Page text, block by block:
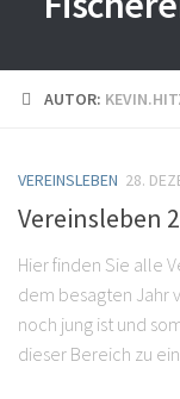
AUTOR:
VEREINSLEBEN 28.
Vereinsleben
Hier finden Sie alle
dem besagten Jahr
noch jung ist und
dieser Bereich zu